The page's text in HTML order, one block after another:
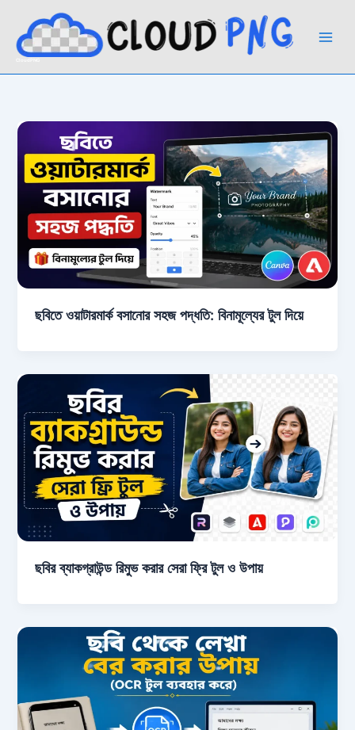
content
ছবিতে ওয়াটারমার্ক বসানোর সহজ পদ্ধতি: বিনামূল্যের টুল দিয়ে
ছবির ব্যাকগ্রাউন্ড রিমুভ করার সেরা ফ্রি টুল ও উপায়